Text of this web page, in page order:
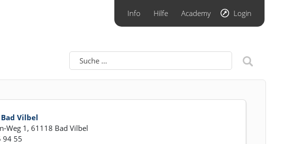
Info Hilfe Academy Login
Vilbel
Weg 1, 61118 Bad Vilbel
94 55